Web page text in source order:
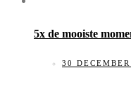
5x de mooiste
30 DECEMBER